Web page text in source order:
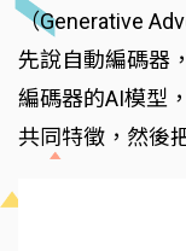
（Generative
先說自動編碼器
編碼器的AI模型
共同特徵，然後